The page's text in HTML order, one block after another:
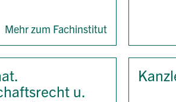
Mehr zum Fachinstitut
u.